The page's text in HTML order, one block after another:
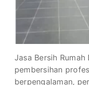
Jasa Bersih
pembersihan
berpengalaman,